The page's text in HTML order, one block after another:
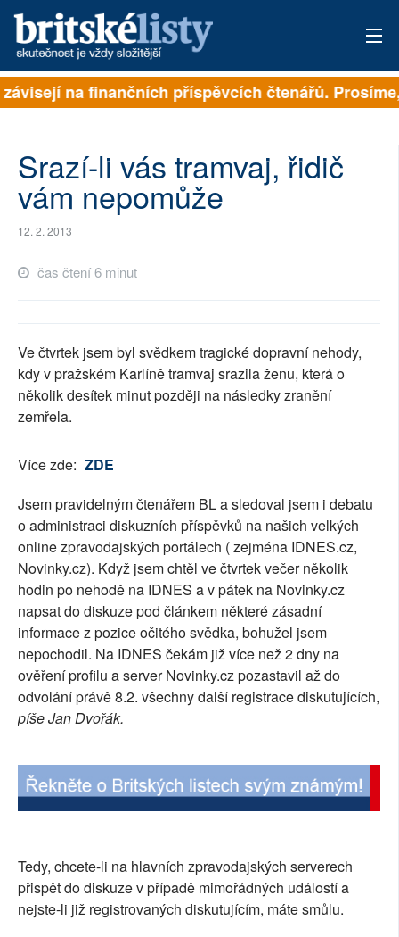
PŘIHLÁSIT
ARCHIV
PŘÍSPĚVKY NA PROVOZ
SOCIÁLNÍ SÍTĚ
RUBRIKY
PLNÁ VERZE STRÁNEK
na finančních příspěvcích čtenářů.
Srazí-li vás tramvaj, řidič
vám nepomůže
12. 2. 2013
čas čtení 6 minut
Ve čtvrtek jsem byl svědkem tragické dopravní nehody,
kdy v pražském Karlíně tramvaj srazila ženu, která o
několik desítek minut později na následky zranění
zemřela.
Více zde: ZDE
Jsem pravidelným čtenářem BL a sledoval jsem i debatu
o administraci diskuzních příspěvků na našich velkých
online zpravodajských portálech ( zejména IDNES.cz,
Novinky.cz). Když jsem chtěl ve čtvrtek večer několik
hodin po nehodě na IDNES a v pátek na Novinky.cz
napsat do diskuze pod článkem některé zásadní
informace z pozice očitého svědka, bohužel jsem
nepochodil. Na IDNES čekám již více než 2 dny na
ověření profilu a server Novinky.cz pozastavil až do
odvolání právě 8.2. všechny další registrace diskutujících,
píše Jan Dvořák.
Tedy, chcete-li na hlavních zpravodajských serverech
přispět do diskuze v případě mimořádných událostí a
nejste-li již registrovaných diskutujícím, máte smůlu.